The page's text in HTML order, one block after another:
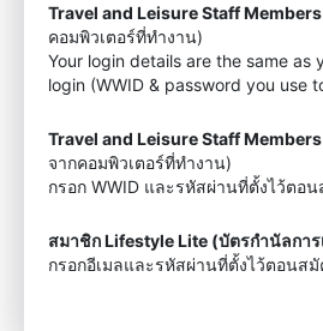
Travel and Leisure Staff Members
คอมพิวเตอร์ที่ทำงาน)
Your login details are the same as
login (WWID & password you use
Travel and Leisure Staff Members
จากคอมพิวเตอร์ที่ทำงาน)
กรอก WWID และรหัสผ่านที่ตั้งไว้ตอ
สมาชิก Lifestyle Lite (บัตรกำนัลการ
กรอกอีเมลและรหัสผ่านที่ตั้งไว้ตอนสมั